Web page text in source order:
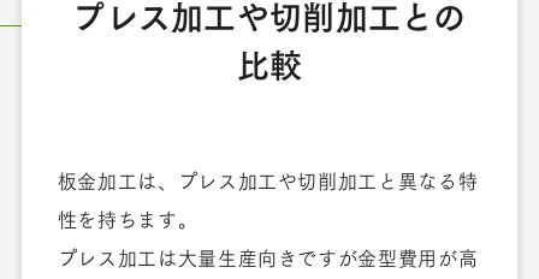
プレス加工や切削加工との
比較
板金加工は、プレス加工や切削加工と異なる特
性を持ちます。
プレス加工は大量生産向きですが金型費用が高